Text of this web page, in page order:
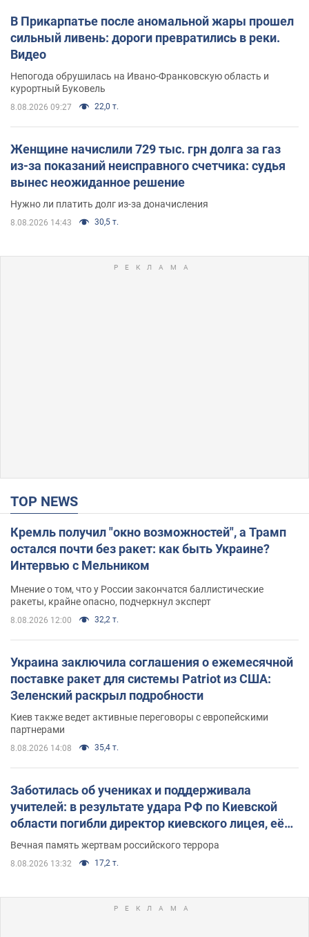
В Прикарпатье после аномальной жары прошел
сильный ливень: дороги превратились в реки.
Видео
Непогода обрушилась на Ивано-Франковскую область и
курортный Буковель
8.08.2026 09:27 22,0 т.
Женщине начислили 729 тыс. грн долга за газ
из-за показаний неисправного счетчика: судья
вынес неожиданное решение
Нужно ли платить долг из-за доначисления
8.08.2026 14:43 30,5 т.
TOP NEWS
Кремль получил "окно возможностей", а Трамп
остался почти без ракет: как быть Украине?
Интервью с Мельником
Мнение о том, что у России закончатся баллистические
ракеты, крайне опасно, подчеркнул эксперт
8.08.2026 12:00 32,2 т.
Украина заключила соглашения о ежемесячной
поставке ракет для системы Patriot из США:
Зеленский раскрыл подробности
Киев также ведет активные переговоры с европейскими
партнерами
8.08.2026 14:08 35,4 т.
Заботилась об учениках и поддерживала
учителей: в результате удара РФ по Киевской
области погибли директор киевского лицея, её
муж и внук
Вечная память жертвам российского террора
8.08.2026 13:32 17,2 т.